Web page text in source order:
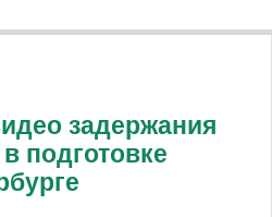
задержания
подготовке